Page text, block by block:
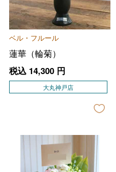
ベル・フルール
蓮華（輪菊）
税込 14,300円
大丸神戸店